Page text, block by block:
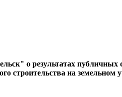
о результатах
строительства на земельном